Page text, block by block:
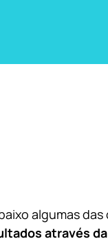
algumas
através